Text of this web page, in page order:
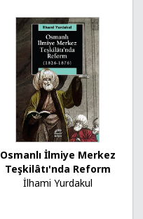
Osmanlı İlmiye Merkez
Teşkilâtı'nda Reform
İlhami Yurdakul